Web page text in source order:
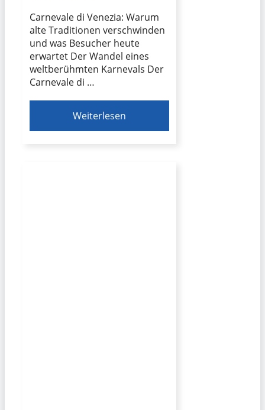
Carnevale di Venezia: Warum
alte Traditionen verschwinden
und was Besucher heute
erwartet Der Wandel eines
weltberühmten Karnevals Der
Carnevale di …
Weiterlesen